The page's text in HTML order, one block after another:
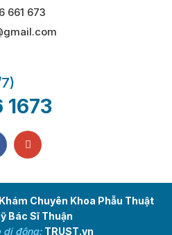
661 673
1673
Chuyên Khoa Phẫu Thuật
Bác Sĩ Thuận
di động: TRUST.vn